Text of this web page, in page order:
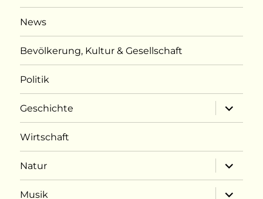
News
Bevölkerung, Kultur & Gesellschaft
Politik
Geschichte
öffnen
Wirtschaft
Natur
öffnen
Musik